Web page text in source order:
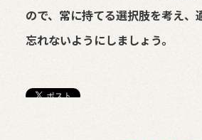
ので、常に持てる選択肢を考え、
忘れないようにしましょう。